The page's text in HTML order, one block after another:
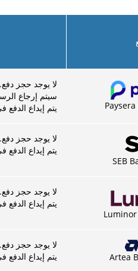
لا يوجد حجز دفع.
سيتم إرجاع
يتم إيداع الدفع في 1
لا يوجد حجز دفع.
يتم إيداع الدفع في 3-5
لا يوجد حجز دفع.
يتم إيداع الدفع في 3-5
لا يوجد حجز دفع.
يتم إيداع الدفع في 3-5